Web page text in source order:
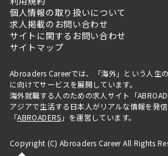
個人情報の取り扱いについて
求人掲載のお問い合わせ
サイトに関するお問い合わせ
サイトマップ
Abroaders Careerでは、「海外」という人生
に向けてサービスを展開しています。
海外就職する人のための求人サイト「
アジアで生活する日本人がリアルな情報を発
「ABROADERS 」を運営しています。
Copyright (C) Abroaders Career All Rights